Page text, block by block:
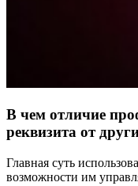
В чем отличие
реквизита от
Главная суть
возможности им